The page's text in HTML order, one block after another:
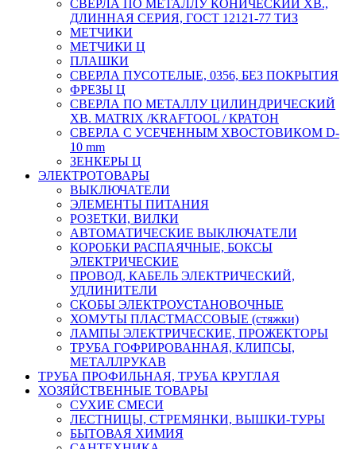
СВЕРЛА ПО МЕТАЛЛУ КОНИЧЕСКИЙ ХВ.,
ДЛИННАЯ СЕРИЯ, ГОСТ 12121-77 ТИЗ
МЕТЧИКИ
МЕТЧИКИ Ц
ПЛАШКИ
СВЕРЛА ПУСОТЕЛЫЕ, 0356, БЕЗ ПОКРЫТИЯ
ФРЕЗЫ Ц
СВЕРЛА ПО МЕТАЛЛУ ЦИЛИНДРИЧЕСКИЙ
ХВ. MATRIX /KRAFTOOL / КРАТОН
СВЕРЛА С УСЕЧЕННЫМ ХВОСТОВИКОМ D-
10 mm
ЗЕНКЕРЫ Ц
ЭЛЕКТРОТОВАРЫ
ВЫКЛЮЧАТЕЛИ
ЭЛЕМЕНТЫ ПИТАНИЯ
РОЗЕТКИ, ВИЛКИ
АВТОМАТИЧЕСКИЕ ВЫКЛЮЧАТЕЛИ
КОРОБКИ РАСПАЯЧНЫЕ, БОКСЫ
ЭЛЕКТРИЧЕСКИЕ
ПРОВОД, КАБЕЛЬ ЭЛЕКТРИЧЕСКИЙ,
УДЛИНИТЕЛИ
СКОБЫ ЭЛЕКТРОУСТАНОВОЧНЫЕ
ХОМУТЫ ПЛАСТМАССОВЫЕ (стяжки)
ЛАМПЫ ЭЛЕКТРИЧЕСКИЕ, ПРОЖЕКТОРЫ
ТРУБА ГОФРИРОВАННАЯ, КЛИПСЫ,
МЕТАЛЛРУКАВ
ТРУБА ПРОФИЛЬНАЯ, ТРУБА КРУГЛАЯ
ХОЗЯЙСТВЕННЫЕ ТОВАРЫ
СУХИЕ СМЕСИ
ЛЕСТНИЦЫ, СТРЕМЯНКИ, ВЫШКИ-ТУРЫ
БЫТОВАЯ ХИМИЯ